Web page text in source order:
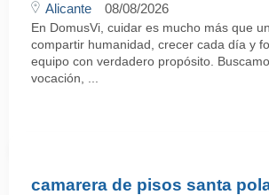
Alicante 08/08/2026
En DomusVi, cuidar es mucho más que
compartir humanidad, crecer cada día y
equipo con verdadero propósito.
vocación, ...
camarera de pisos santa